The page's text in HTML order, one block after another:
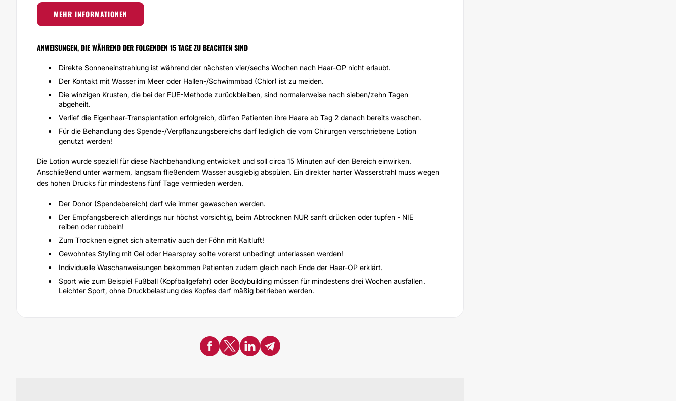
MEHR INFORMATIONEN
ANWEISUNGEN, DIE WÄHREND DER FOLGENDEN 15 TAGE ZU BEACHTEN SIND
Direkte Sonneneinstrahlung ist während der nächsten vier/sechs Wochen nach Haar-OP nicht erlaubt.
Der Kontakt mit Wasser im Meer oder Hallen-/Schwimmbad (Chlor) ist zu meiden.
Die winzigen Krusten, die bei der FUE-Methode zurückbleiben, sind normalerweise nach sieben/zehn Tagen
abgeheilt.
Verlief die Eigenhaar-Transplantation erfolgreich, dürfen Patienten ihre Haare ab Tag 2 danach bereits waschen.
Für die Behandlung des Spende-/Verpflanzungsbereichs darf lediglich die vom Chirurgen verschriebene Lotion
genutzt werden!
Die Lotion wurde speziell für diese Nachbehandlung entwickelt und soll circa 15 Minuten auf den Bereich einwirken.
Anschließend unter warmem, langsam fließendem Wasser ausgiebig abspülen. Ein direkter harter Wasserstrahl muss wegen
des hohen Drucks für mindestens fünf Tage vermieden werden.
Der Donor (Spendebereich) darf wie immer gewaschen werden.
Der Empfangsbereich allerdings nur höchst vorsichtig, beim Abtrocknen NUR sanft drücken oder tupfen - NIE
reiben oder rubbeln!
Zum Trocknen eignet sich alternativ auch der Föhn mit Kaltluft!
Gewohntes Styling mit Gel oder Haarspray sollte vorerst unbedingt unterlassen werden!
Individuelle Waschanweisungen bekommen Patienten zudem gleich nach Ende der Haar-OP erklärt.
Sport wie zum Beispiel Fußball (Kopfballgefahr) oder Bodybuilding müssen für mindestens drei Wochen ausfallen.
Leichter Sport, ohne Druckbelastung des Kopfes darf mäßig betrieben werden.